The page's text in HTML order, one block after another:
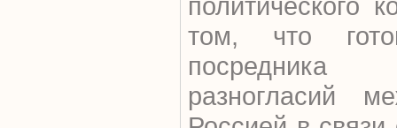
том, что
посредника
разногласий